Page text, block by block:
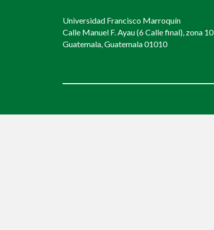
Universidad Francisco Marroquín
Calle Manuel F. Ayau (6 Calle final), zona 10
Guatemala, Guatemala 01010